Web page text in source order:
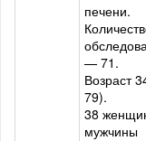
печени.
— 71.
Возраст
79).
38
мужчины